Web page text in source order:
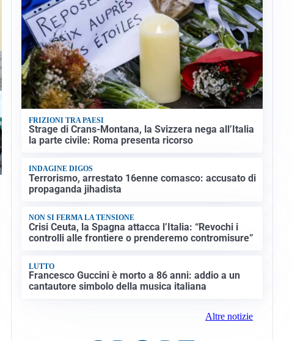
FRIZIONI TRA PAESI
Strage di Crans-Montana, la Svizzera nega all’Italia
la parte civile: Roma presenta ricorso
INDAGINE DIGOS
Terrorismo, arrestato 16enne comasco: accusato di
propaganda jihadista
NON SI FERMA LA TENSIONE
Crisi Ceuta, la Spagna attacca l’Italia: “Revochi i
controlli alle frontiere o prenderemo contromisure”
LUTTO
Francesco Guccini è morto a 86 anni: addio a un
cantautore simbolo della musica italiana
Altre notizie